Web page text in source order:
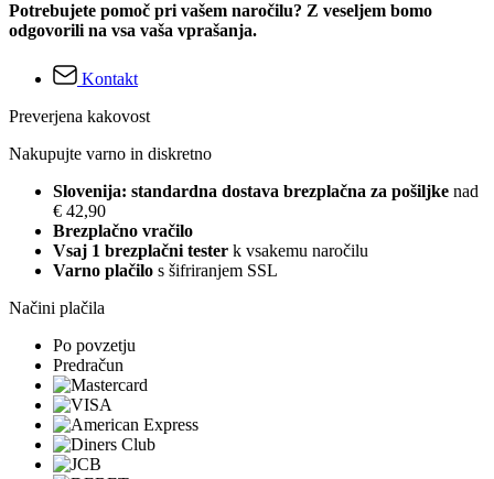
Potrebujete pomoč pri vašem naročilu? Z veseljem bomo
odgovorili na vsa vaša vprašanja.
Kontakt
Preverjena kakovost
Nakupujte varno in diskretno
Slovenija: standardna dostava brezplačna za pošiljke nad
€ 42,90
Brezplačno vračilo
Vsaj 1 brezplačni tester k vsakemu naročilu
Varno plačilo s šifriranjem SSL
Načini plačila
Po povzetju
Predračun